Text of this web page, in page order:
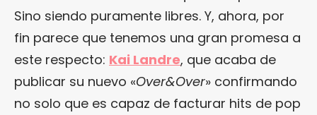
Sino siendo puramente libres. Y, ahora, por
fin parece que tenemos una gran promesa a
este respecto: Kai Landre, que acaba de
publicar su nuevo «Over&Over» confirmando
no solo que es capaz de facturar hits de pop